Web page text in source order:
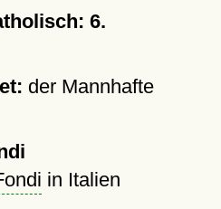
6.
der Mannhafte
in Italien